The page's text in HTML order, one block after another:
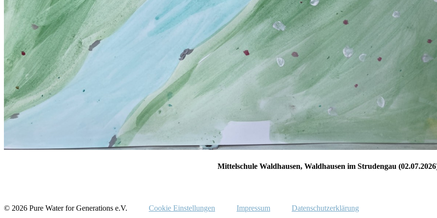
Mittelschule Waldhausen, Waldhausen im Strudengau
© 2026 Pure Water for Generations e.V. Cookie Einstellungen Impressum Datenschutzerklärung